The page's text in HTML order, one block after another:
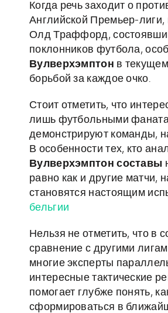
Когда речь заходит о
Английской Премьер-лиги,
Олд Траффорд,
поклонников футбола,
Вулверхэмптон в
борьбой за каждое очко.
Стоит отметить, что
лишь футбольными
демонстрируют команды,
В особенности тех, кто
Вулверхэмптон составы
равно как и другие матчи,
становятся настоящим
бельгии
Нельзя не отметить, что
сравнение с другими
многие эксперты
интересные тактические
помогает глубже понять,
сформироваться в